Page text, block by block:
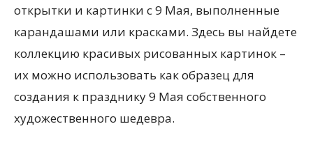
открытки и картинки с 9 Мая, выполненные
карандашами или красками. Здесь вы найдете
коллекцию красивых рисованных картинок –
их можно использовать как образец для
создания к празднику 9 Мая собственного
художественного шедевра.